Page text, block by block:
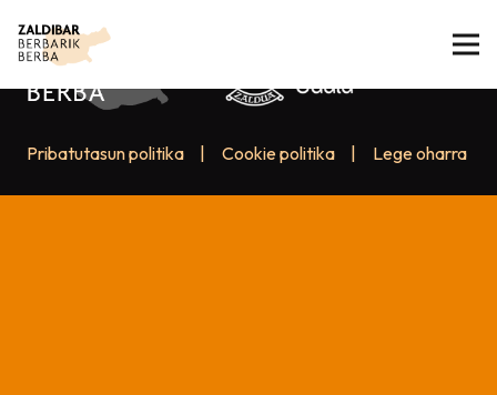
Pribatutasun politika Cookie politika Lege oharra